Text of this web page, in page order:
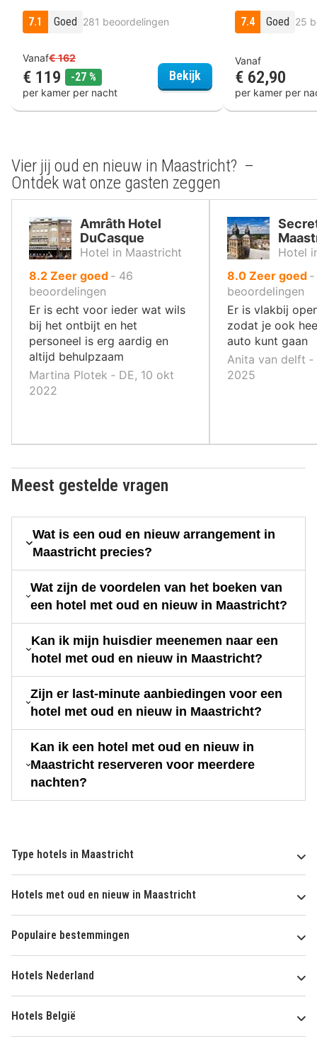
7.1 Goed 281 beoordelingen
Vanaf€ 162
€ 119 -27 %
per kamer per nacht
Bekijk Hotel Schaepkens
7.4 Goed 25
Vanaf
€ 62,90
per kamer per
Vier jij oud en nieuw in Maastricht? –
Ontdek wat onze gasten zeggen
Amrâth Hotel
DuCasque
Hotel in Maastricht
8.2 uit
10
,
Zeer goed ‐ 46
beoordelingen
Er is echt voor ieder wat wils
bij het ontbijt en het
personeel is erg aardig en
altijd behulpzaam
Martina Plotek ‐ DE, 10 okt
2022
Hotel
8.0uit
10
,
Zeer goed ‐
beoordelingen
Er is vlakbij
zodat je ook
auto kunt gaan
Anita van delft ‐
2025
Meest gestelde vragen
Wat is een oud en nieuw arrangement in
Maastricht precies?
Wat zijn de voordelen van het boeken van
een hotel met oud en nieuw in Maastricht?
Kan ik mijn huisdier meenemen naar een
hotel met oud en nieuw in Maastricht?
Zijn er last-minute aanbiedingen voor een
hotel met oud en nieuw in Maastricht?
Kan ik een hotel met oud en nieuw in
Maastricht reserveren voor meerdere
nachten?
Type hotels in Maastricht
Hotels met oud en nieuw in Maastricht
Populaire bestemmingen
Hotels Nederland
Hotels België